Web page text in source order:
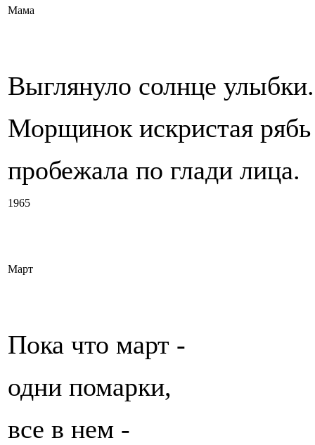
Мама
Выглянуло солнце улыбки.
Морщинок искристая рябь
пробежала по глади лица.
1965
Март
Пока что март -
одни помарки,
все в нем -